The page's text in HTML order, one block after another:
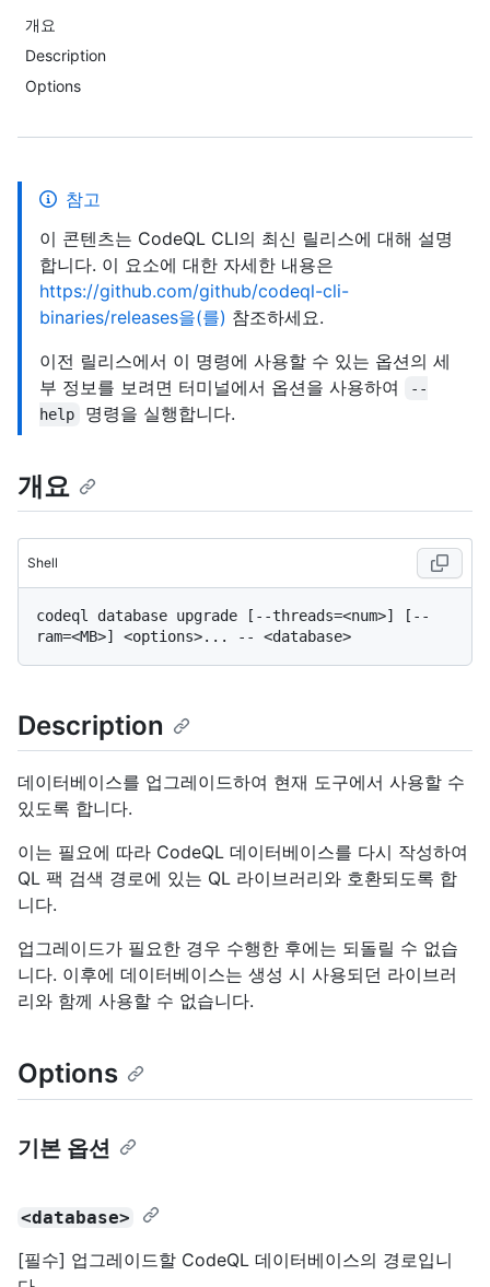
개요
Description
Options
참고
이 콘텐츠는 CodeQL CLI의 최신 릴리스에 대해 설명
합니다. 이 요소에 대한 자세한 내용은
https://github.com/github/codeql-cli-
binaries/releases을(를) 참조하세요.
이전 릴리스에서 이 명령에 사용할 수 있는 옵션의 세
부 정보를 보려면 터미널에서 옵션을 사용하여
--
help
명령을 실행합니다.
개요
Shell
codeql database upgrade [--threads=<num>] [--
Description
데이터베이스를 업그레이드하여 현재 도구에서 사용할 수
있도록 합니다.
이는 필요에 따라 CodeQL 데이터베이스를 다시 작성하여
QL 팩 검색 경로에 있는 QL 라이브러리와 호환되도록 합
니다.
업그레이드가 필요한 경우 수행한 후에는 되돌릴 수 없습
니다. 이후에 데이터베이스는 생성 시 사용되던 라이브러
리와 함께 사용할 수 없습니다.
Options
기본 옵션
<database>
[필수] 업그레이드할 CodeQL 데이터베이스의 경로입니